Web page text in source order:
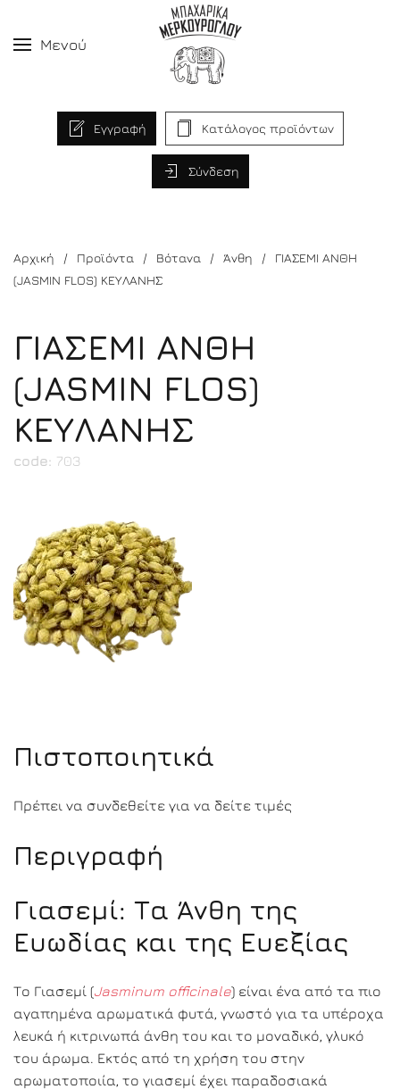
Μενού
Εγγραφή Κατάλογος προϊόντων
Σύνδεση
Αρχική Προϊόντα Βότανα Άνθη
ΓΙΑΣΕΜΙ ΑΝΘΗ
(JASMIN FLOS) ΚΕΥΛΑΝΗΣ
ΓΙΑΣΕΜΙ ΑΝΘΗ
(JASMIN FLOS)
ΚΕΥΛΑΝΗΣ
code: 703
Πιστοποιητικά
Πρέπει να συνδεθείτε για να δείτε τιμές
Περιγραφή
Γιασεμί: Τα Άνθη της
Ευωδίας και της Ευεξίας
Το Γιασεμί (Jasminum officinale) είναι ένα από τα πιο
αγαπημένα αρωματικά φυτά, γνωστό για τα υπέροχα
λευκά ή κιτρινωπά άνθη του και το μοναδικό, γλυκό
του άρωμα. Εκτός από τη χρήση του στην
αρωματοποιία, το γιασεμί έχει παραδοσιακά